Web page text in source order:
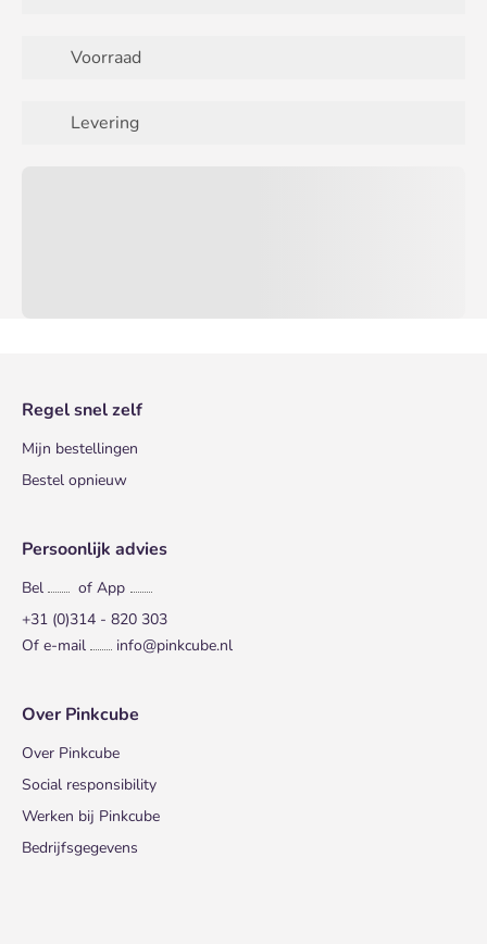
Voorraad
Levering
Regel snel zelf
Mijn bestellingen
Bestel opnieuw
Persoonlijk advies
Bel
of App
+31 (0)314 - 820 303
Of e-mail
info@pinkcube.nl
Over Pinkcube
Over Pinkcube
Social responsibility
Werken bij Pinkcube
Bedrijfsgegevens